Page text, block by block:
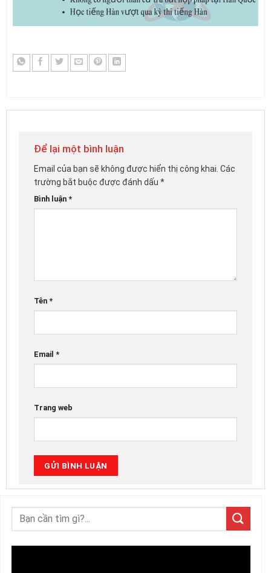
Để lại một bình luận
Email của bạn sẽ không được hiển thị công khai. Các
trường bắt buộc được đánh dấu *
Bình luận *
Tên *
Email *
Trang web